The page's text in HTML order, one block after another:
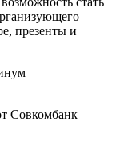
презенты и
Совкомбанк